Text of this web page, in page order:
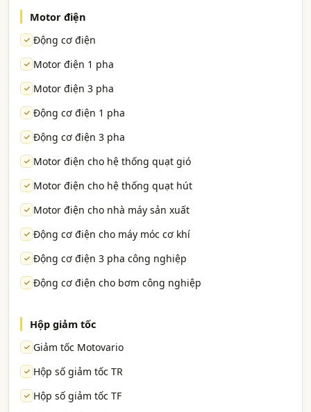
Motor điện
Động cơ điện
Motor điện 1 pha
Motor điện 3 pha
Động cơ điện 1 pha
Động cơ điện 3 pha
Motor điện cho hệ thống quạt gió
Motor điện cho hệ thống quạt hút
Motor điện cho nhà máy sản xuất
Động cơ điện cho máy móc cơ khí
Động cơ điện 3 pha công nghiệp
Động cơ điện cho bơm công nghiệp
Hộp giảm tốc
Giảm tốc Motovario
Hộp số giảm tốc TR
Hộp số giảm tốc TF